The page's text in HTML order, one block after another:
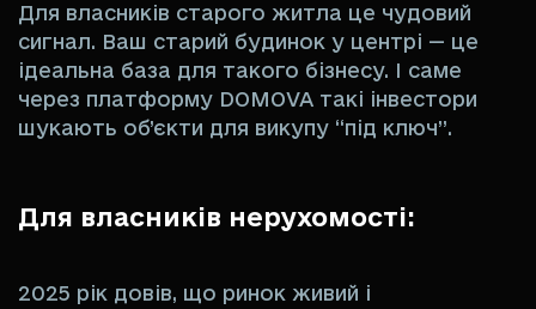
Для власників старого житла це чудовий
сигнал. Ваш старий будинок у центрі — це
ідеальна база для такого бізнесу. І саме
через платформу DOMOVA такі інвестори
шукають об’єкти для викупу “під ключ”.
Для власників нерухомості:
2025 рік довів, що ринок живий і